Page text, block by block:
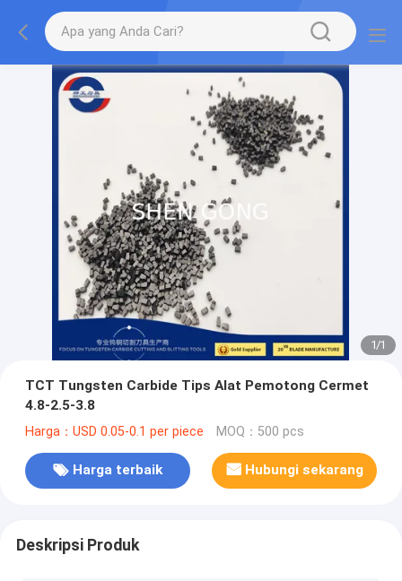
1/1
TCT Tungsten Carbide Tips Alat Pemotong Cermet
4.8-2.5-3.8
Harga：USD 0.05-0.1 per piece MOQ：500 pcs
Harga terbaik Hubungi sekarang
Deskripsi Produk